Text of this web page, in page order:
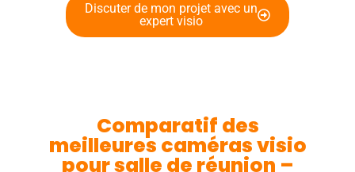
Discuter de mon projet avec un
expert visio
Comparatif des
meilleures caméras visio
pour salle de réunion –